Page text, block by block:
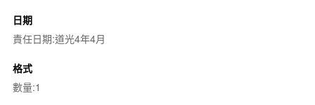
日期
責任日期:道光4年4月
格式
數量:1